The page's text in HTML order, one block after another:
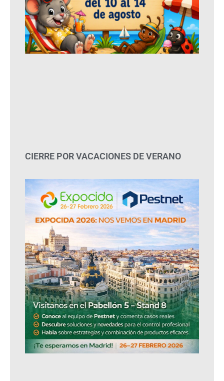
CIERRE POR VACACIONES DE VERANO